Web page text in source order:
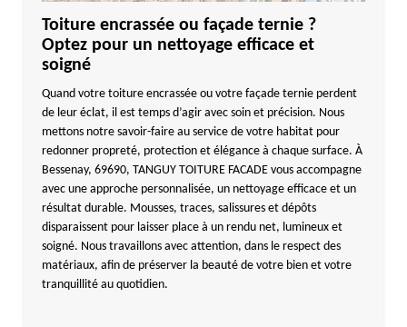
Toiture encrassée ou façade ternie ?
Optez pour un nettoyage efficace et
soigné
Quand votre toiture encrassée ou votre façade ternie perdent
de leur éclat, il est temps d’agir avec soin et précision. Nous
mettons notre savoir-faire au service de votre habitat pour
redonner propreté, protection et élégance à chaque surface. À
Bessenay, 69690, TANGUY TOITURE FACADE vous accompagne
avec une approche personnalisée, un nettoyage efficace et un
résultat durable. Mousses, traces, salissures et dépôts
disparaissent pour laisser place à un rendu net, lumineux et
soigné. Nous travaillons avec attention, dans le respect des
matériaux, afin de préserver la beauté de votre bien et votre
tranquillité au quotidien.